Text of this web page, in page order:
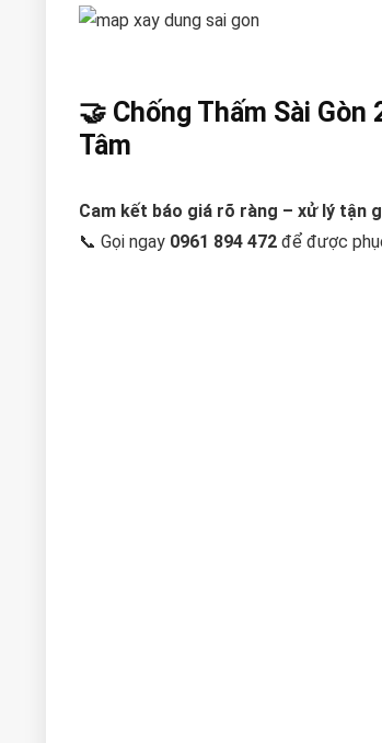
🤝 Chống Thấm Sài
Tâm
Cam kết báo giá rõ ràng – xử lý tận
📞 Gọi ngay 0961 894 472 để được